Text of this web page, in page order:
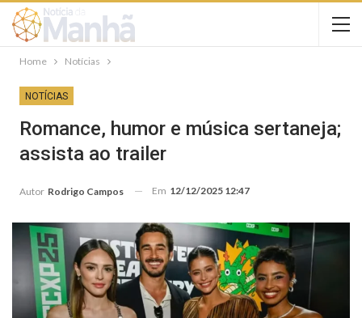
Home Notícias
NOTÍCIAS
Romance, humor e música sertaneja;
assista ao trailer
Autor Rodrigo Campos Em 12/12/2025 12:47